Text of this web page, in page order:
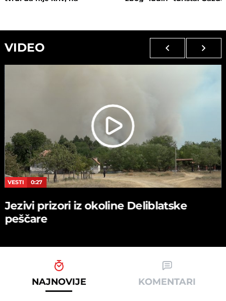
VIDEO
VESTI 0:27
Jezivi prizori iz okoline Deliblatske
peščare
NAJNOVIJE KOMENTARI